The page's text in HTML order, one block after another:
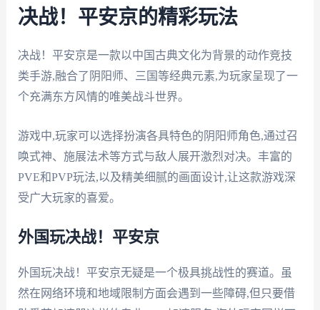
决战！平安京的精彩玩法
决战！平安京是一款以中国古典文化为背景的动作竞技
类手游,融合了阴阳师、三国等经典元素,为玩家呈现了一
个充满东方风情的唯美战斗世界。
游戏中,玩家可以选择扮演各具特色的阴阳师角色,通过召
唤式神、施展法术等方式与敌人展开激烈对决。丰富的
PVE和PVP玩法,以及精美细腻的画面设计,让这款游戏深
受广大玩家的喜爱。
外国玩决战！平安京
外国玩决战！平安京无疑是一个极具挑战性的赛道。虽
然在网络环境和地域限制方面会遇到一些障碍,但只要借